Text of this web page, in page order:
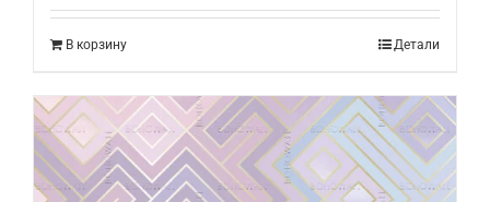
В корзину Детали